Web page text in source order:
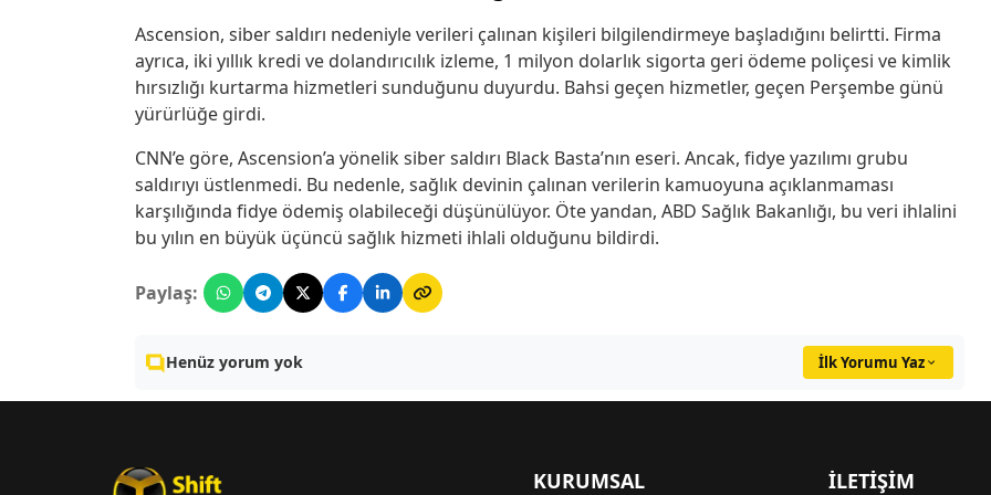
Ascension, siber saldırı nedeniyle verileri çalınan kişileri bilgilendirmeye başladığını belirtti. Firma
ayrıca, iki yıllık kredi ve dolandırıcılık izleme, 1 milyon dolarlık sigorta geri ödeme poliçesi ve kimlik
hırsızlığı kurtarma hizmetleri sunduğunu duyurdu. Bahsi geçen hizmetler, geçen Perşembe günü
yürürlüğe girdi.
CNN’e göre, Ascension’a yönelik siber saldırı Black Basta’nın eseri. Ancak, fidye yazılımı grubu
saldırıyı üstlenmedi. Bu nedenle, sağlık devinin çalınan verilerin kamuoyuna açıklanmaması
karşılığında fidye ödemiş olabileceği düşünülüyor. Öte yandan, ABD Sağlık Bakanlığı, bu veri ihlalini
bu yılın en büyük üçüncü sağlık hizmeti ihlali olduğunu bildirdi.
Paylaş:
Henüz yorum yok İlk Yorumu Yaz
KURUMSAL İLETIŞIM